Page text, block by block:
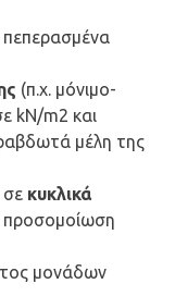
πεπερασμένα
(π.χ. μόνιμο-
kN/m2 και
μέλη της
κυκλικά
προσομοίωση
μονάδων